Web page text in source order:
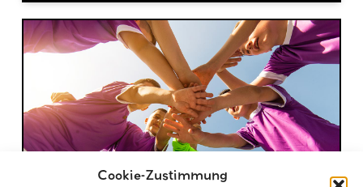
Cookie-Zustimmung